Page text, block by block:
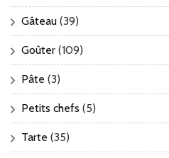
Gâteau (39)
Goûter (109)
Pâte (3)
Petits chefs (5)
Tarte (35)